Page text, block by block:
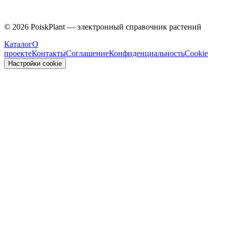
© 2026 PoiskPlant — электронный справочник растений
КаталогО
проектеКонтактыСоглашениеКонфиденциальностьCookie
Настройки cookie